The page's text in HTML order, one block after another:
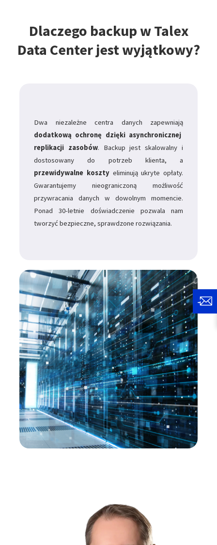
Dlaczego backup w Talex
Data Center jest wyjątkowy?
Dwa niezależne centra danych zapewniają
dodatkową ochronę dzięki asynchronicznej
replikacji zasobów. Backup jest skalowalny i
dostosowany do potrzeb klienta, a
przewidywalne kosztyeliminują ukryte opłaty.
Gwarantujemy nieograniczoną możliwość
przywracania danych w dowolnym momencie.
Ponad 30-letnie doświadczenie pozwala nam
tworzyć bezpieczne, sprawdzone rozwiązania.